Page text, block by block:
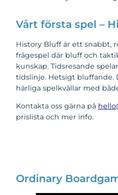
Vårt första spel –
History Bluff är ett snabbt,
frågespel där bluff och
kunskap. Tidsresande
tidslinje. Hetsigt bluffande.
härliga spelkvällar med
Kontakta oss gärna på
prislista och mer info.
Ordinary